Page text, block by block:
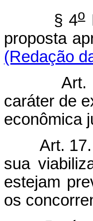
§ 4o
(Redação
Art.
caráter de
econômica
Art.
sua
estejam
os